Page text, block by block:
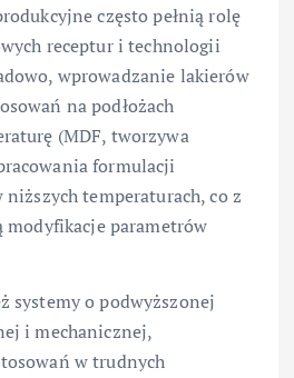
często pełnią rolę
receptur i technologii
wprowadzanie lakierów
na podłożach
(MDF, tworzywa
formulacji
temperaturach, co z
modyfikacje parametrów
systemy o podwyższonej
i mechanicznej,
w trudnych